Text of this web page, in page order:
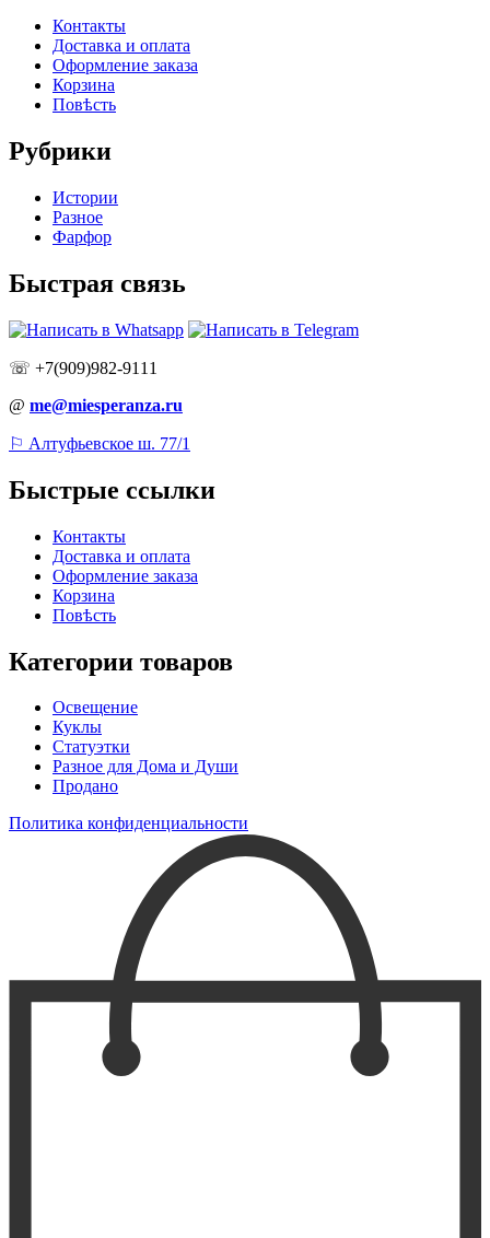
Контакты
Доставка и оплата
Оформление заказа
Корзина
Повѣсть
Рубрики
Истории
Разное
Фарфор
Быстрая связь
☏ +7(909)982-9111
@ me@miesperanza.ru
⚐ Алтуфьевское ш. 77/1
Быстрые ссылки
Контакты
Доставка и оплата
Оформление заказа
Корзина
Повѣсть
Категории товаров
Освещение
Куклы
Статуэтки
Разное для Дома и Души
Продано
Политика конфиденциальности